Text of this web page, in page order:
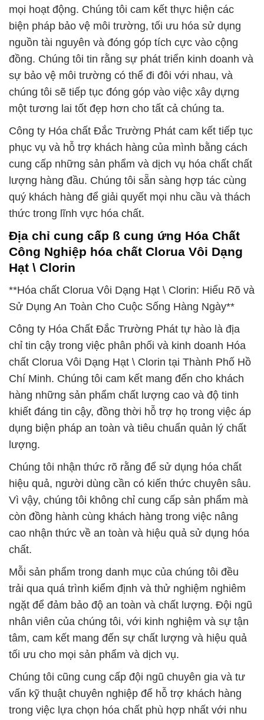
mọi hoạt động. Chúng tôi cam kết thực hiện các
biện pháp bảo vệ môi trường, tối ưu hóa sử dụng
nguồn tài nguyên và đóng góp tích cực vào cộng
đồng. Chúng tôi tin rằng sự phát triển kinh doanh và
sự bảo vệ môi trường có thể đi đôi với nhau, và
chúng tôi sẽ tiếp tục đóng góp vào việc xây dựng
một tương lai tốt đẹp hơn cho tất cả chúng ta.
Công ty Hóa chất Đắc Trường Phát cam kết tiếp tục
phục vụ và hỗ trợ khách hàng của mình bằng cách
cung cấp những sản phẩm và dịch vụ hóa chất chất
lượng hàng đầu. Chúng tôi sẵn sàng hợp tác cùng
quý khách hàng để giải quyết mọi nhu cầu và thách
thức trong lĩnh vực hóa chất.
Địa chỉ cung cấp ß cung ứng Hóa Chất
Công Nghiệp hóa chất Clorua Vôi Dạng
Hạt \ Clorin
**Hóa chất Clorua Vôi Dạng Hạt \ Clorin: Hiểu Rõ và
Sử Dụng An Toàn Cho Cuộc Sống Hàng Ngày**
Công ty Hóa Chất Đắc Trường Phát tự hào là địa
chỉ tin cậy trong việc phân phối và kinh doanh Hóa
chất Clorua Vôi Dạng Hạt \ Clorin tại Thành Phố Hồ
Chí Minh. Chúng tôi cam kết mang đến cho khách
hàng những sản phẩm chất lượng cao và độ tinh
khiết đáng tin cậy, đồng thời hỗ trợ họ trong việc áp
dụng biện pháp an toàn và tiêu chuẩn quản lý chất
lượng.
Chúng tôi nhận thức rõ rằng để sử dụng hóa chất
hiệu quả, người dùng cần có kiến thức chuyên sâu.
Vì vậy, chúng tôi không chỉ cung cấp sản phẩm mà
còn đồng hành cùng khách hàng trong việc nâng
cao nhận thức về an toàn và hiệu quả sử dụng hóa
chất.
Mỗi sản phẩm trong danh mục của chúng tôi đều
trải qua quá trình kiểm định và thử nghiệm nghiêm
ngặt để đảm bảo độ an toàn và chất lượng. Đội ngũ
nhân viên của chúng tôi, với kinh nghiệm và sự tận
tâm, cam kết mang đến sự chất lượng và hiệu quả
tối ưu cho mọi sản phẩm và dịch vụ.
Chúng tôi cũng cung cấp đội ngũ chuyên gia và tư
vấn kỹ thuật chuyên nghiệp để hỗ trợ khách hàng
trong việc lựa chọn hóa chất phù hợp nhất với nhu